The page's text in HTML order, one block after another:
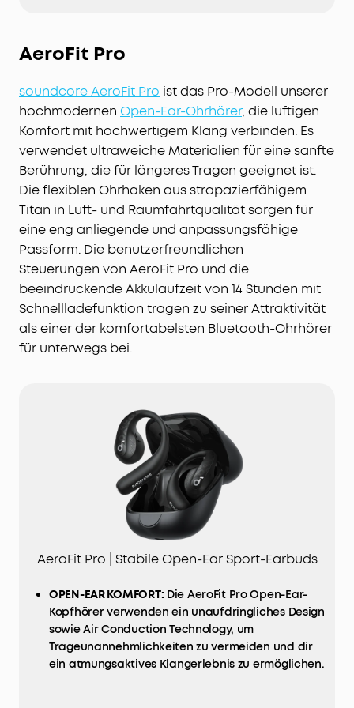
Hinweis: Weitere Tipps zum Koppeln deiner Liberty
Galaxy S23-Serie findest du in unseren FAQ und in
unseren Video-Tutorials.
AeroFit Pro
soundcore AeroFit Pro ist das Pro-Modell unserer
hochmodernen Open-Ear-Ohrhörer, die luftigen
Komfort mit hochwertigem Klang verbinden. Es
verwendet ultraweiche Materialien für eine sanfte
Berührung, die für längeres Tragen geeignet ist.
Die flexiblen Ohrhaken aus strapazierfähigem
Titan in Luft- und Raumfahrtqualität sorgen für
eine eng anliegende und anpassungsfähige
Passform. Die benutzerfreundlichen
Steuerungen von AeroFit Pro und die
beeindruckende Akkulaufzeit von 14 Stunden mit
Schnellladefunktion tragen zu seiner Attraktivität
als einer der komfortabelsten Bluetooth-Ohrhörer
für unterwegs bei.
AeroFit Pro | Stabile Open-Ear Sport-Earbuds
OPEN-EAR KOMFORT: Die AeroFit Pro Open-Ear-
Kopfhörer verwenden ein unaufdringliches Design
sowie Air Conduction Technology, um
Trageunannehmlichkeiten zu vermeiden und dir
ein atmungsaktives Klangerlebnis zu ermöglichen.